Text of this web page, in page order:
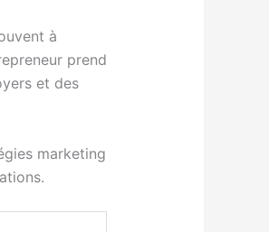
à
prend
et des
marketing